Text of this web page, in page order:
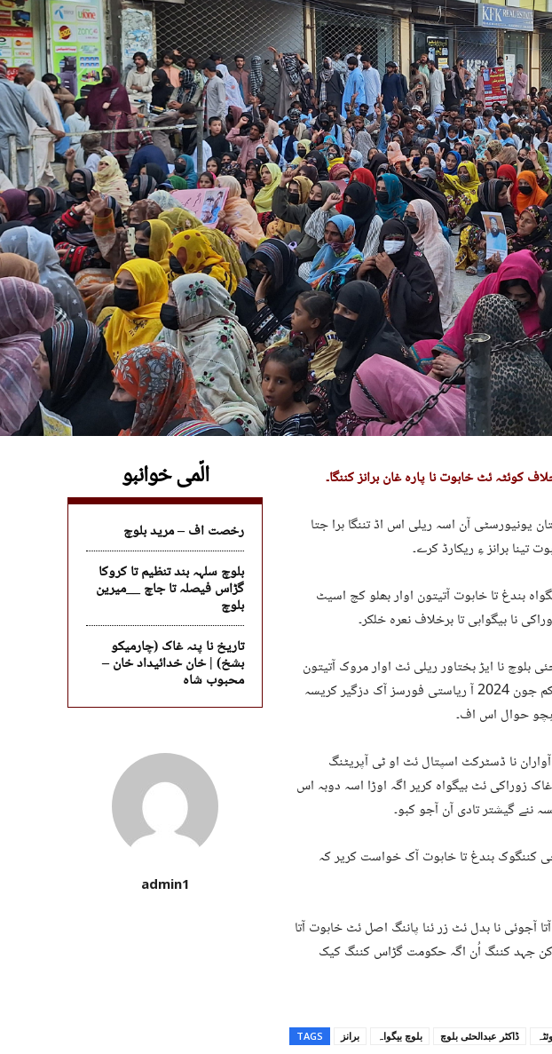
الّمی خوانبو
رخصت اف – مرید بلوچ
بلوچ سلہہ بند تنظیم تا کروکا
گڑاس فیصلہ تا جاچ __میرین
بلوچ
تاریخ نا پنہ غاک (چارمیکو
بشخ) | خان خدائیداد خان –
محبوب شاہ
admin1
کوئٹہ ئٹ خاہوت نا پارہ غان برانز کننگا۔
یونیورسٹی آن اسہ ریلی اس اڈ تننگا ہرا جتا
تینا برانز ءِ ریکارڈ کرے۔
بندغ تا خاہوت آتیتون اوار بھلو کچ اسیٹ
نا بیگواہی تا برخلاف نعرہ خلکر۔
بلوچ نا ایڑ بختاور ریلی ئٹ اوار مروک آتیتون
ہیت کریسہ پارے کہ کنا ایلم ڈاکٹر عبدالحئی بلوچ ءِ یکم جون 2024 آ ریاستی فورسز آک دزگیر کریسہ
ہچو حوال اس اف۔
نا ڈسٹرکٹ اسپتال ئٹ او ٹی آپریٹنگ
زوراکی ئٹ بیگواہ کریر اگہ اوڑا اسہ دوبہ اس
ننے گیشتر تادی آن آجو کبو۔
کننگوک بندغ تا خاہوت آک خواست کریر کہ
آجوئی نا بدل ئٹ زر ئنا پاننگ اصل ئٹ خاہوت آتا
کن جہد کننگ اُن اگہ حکومت گڑاس کننگ کیک
TAGS برانز بلوچ بیگواہ ڈاکٹر عبدالحئی بلوچ